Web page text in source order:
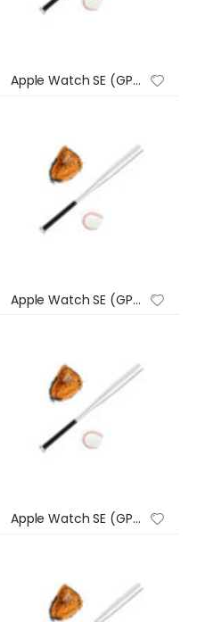
Apple Watch SE (GPS) – Caja de aluminio en plata de 44 mm – Correa deportiva en color abismo – Talla única
Apple Watch SE (GPS) – Caja de aluminio en plata de 44 mm – Correa deportiva en color abismo – Talla única
Apple Watch SE (GPS) – Caja de aluminio en plata de 44 mm – Correa deportiva en color abismo – Talla única